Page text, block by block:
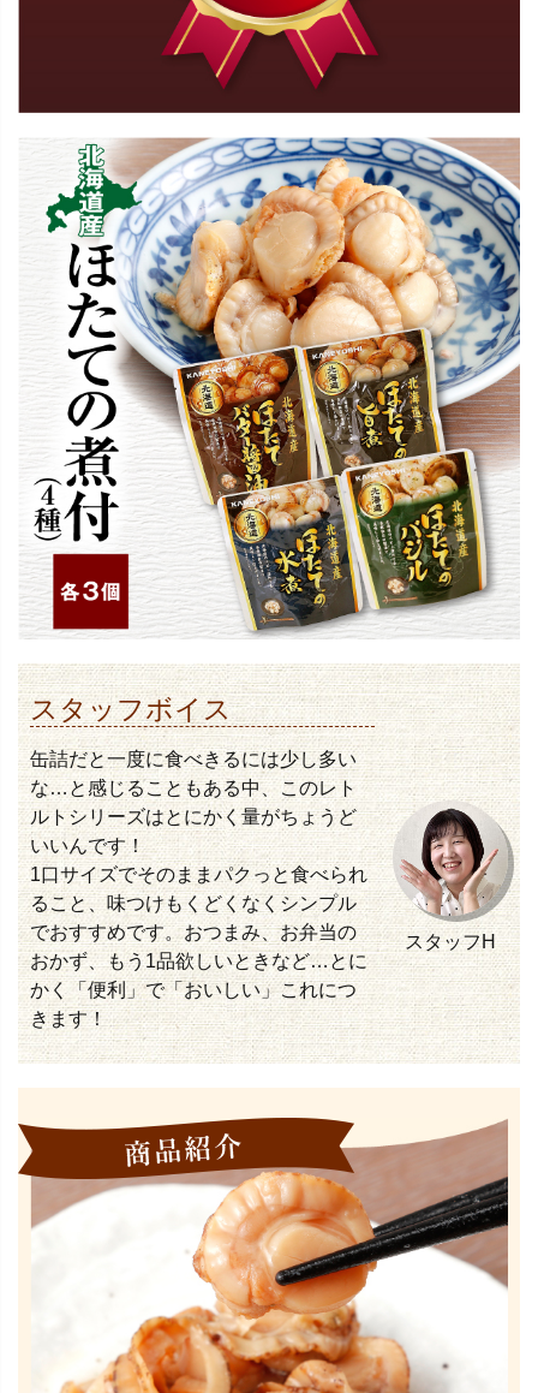
スタッフボイス
缶詰だと一度に食べきるには少し多い
な…と感じることもある中、このレト
ルトシリーズはとにかく量がちょうど
いいんです！
1口サイズでそのままパクっと食べられ
ること、味つけもくどくなくシンプル
でおすすめです。おつまみ、お弁当の
おかず、もう1品欲しいときなど…とに
かく「便利」で「おいしい」これにつ
きます！
スタッフH